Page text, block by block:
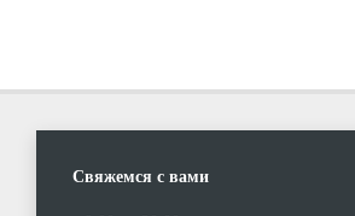
Свяжемся с вами